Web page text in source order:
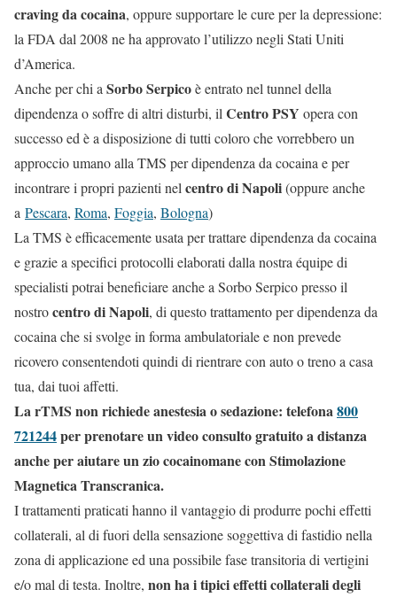
craving da cocaina, oppure supportare le cure per la depressione:
la FDA dal 2008 ne ha approvato l’utilizzo negli Stati Uniti
d’America.
Anche per chi a Sorbo Serpicoè entrato nel tunnel della
dipendenza o soffre di altri disturbi, il Centro PSY opera con
successo ed è a disposizione di tutti coloro che vorrebbero un
approccio umano alla TMS per dipendenza da cocaina e per
incontrare i propri pazienti nel centro di Napoli(oppure anche
a Pescara, Roma, Foggia, Bologna)
La TMS è efficacemente usata per trattare dipendenza da cocaina
e grazie a specifici protocolli elaborati dalla nostra équipe di
specialisti potrai beneficiare anche a Sorbo Serpico presso il
nostrocentro di Napoli, di questo trattamento per dipendenza da
cocaina che si svolge in forma ambulatoriale e non prevede
ricovero consentendoti quindi di rientrare con auto o treno a casa
tua, dai tuoi affetti.
La rTMS non richiede anestesia o sedazione: telefona800
721244per prenotare un video consulto gratuito a distanza
anche per aiutare un zio cocainomane con Stimolazione
Magnetica Transcranica.
I trattamenti praticati hanno il vantaggio di produrre pochi effetti
collaterali, al di fuori della sensazione soggettiva di fastidio nella
zona di applicazione ed una possibile fase transitoria di vertigini
e/o mal di testa. Inoltre, non ha i tipici effetti collaterali degli